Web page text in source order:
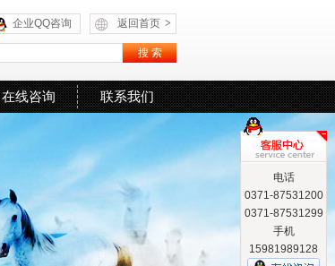
返回首页 >
企业QQ咨询
在线咨询 联系我们
电话
0371-87531200
0371-87531299
手机
15981989128